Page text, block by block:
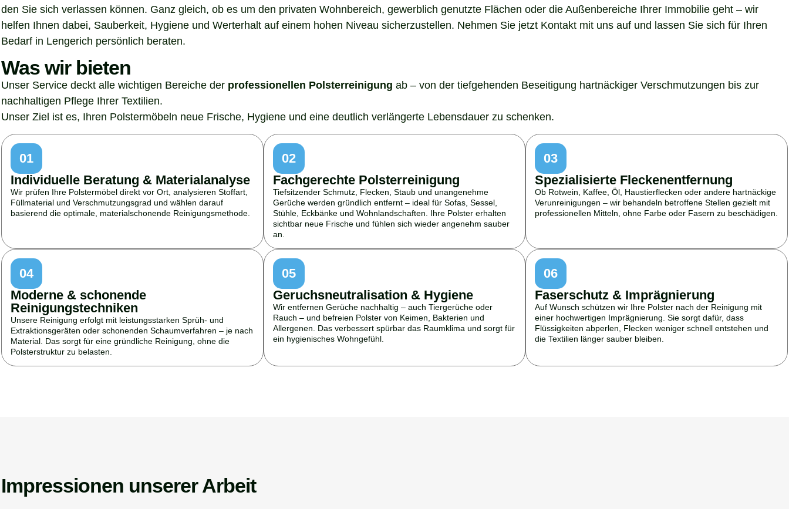
den Sie sich verlassen können. Ganz gleich, ob es um den privaten Wohnbereich, gewerblich genutzte Flächen oder die Außenbereiche Ihrer Immobilie geht – wir
helfen Ihnen dabei, Sauberkeit, Hygiene und Werterhalt auf einem hohen Niveau sicherzustellen. Nehmen Sie jetzt Kontakt mit uns auf und lassen Sie sich für Ihren
Bedarf in Lengerich persönlich beraten.
Was wir bieten
Unser Service deckt alle wichtigen Bereiche der professionellen Polsterreinigung ab – von der tiefgehenden Beseitigung hartnäckiger Verschmutzungen bis zur
nachhaltigen Pflege Ihrer Textilien.
Unser Ziel ist es, Ihren Polstermöbeln neue Frische, Hygiene und eine deutlich verlängerte Lebensdauer zu schenken.
01
Individuelle Beratung & Materialanalyse
Wir prüfen Ihre Polstermöbel direkt vor Ort, analysieren Stoffart,
Füllmaterial und Verschmutzungsgrad und wählen darauf
basierend die optimale, materialschonende Reinigungsmethode.
02
Fachgerechte Polsterreinigung
Tiefsitzender Schmutz, Flecken, Staub und unangenehme
Gerüche werden gründlich entfernt – ideal für Sofas, Sessel,
Stühle, Eckbänke und Wohnlandschaften. Ihre Polster erhalten
sichtbar neue Frische und fühlen sich wieder angenehm sauber
an.
03
Spezialisierte Fleckenentfernung
Ob Rotwein, Kaffee, Öl, Haustierflecken oder andere hartnäckige
Verunreinigungen – wir behandeln betroffene Stellen gezielt mit
professionellen Mitteln, ohne Farbe oder Fasern zu beschädigen.
04
Moderne & schonende
Reinigungstechniken
Unsere Reinigung erfolgt mit leistungsstarken Sprüh- und
Extraktionsgeräten oder schonenden Schaumverfahren – je nach
Material. Das sorgt für eine gründliche Reinigung, ohne die
Polsterstruktur zu belasten.
05
Geruchsneutralisation & Hygiene
Wir entfernen Gerüche nachhaltig – auch Tiergerüche oder
Rauch – und befreien Polster von Keimen, Bakterien und
Allergenen. Das verbessert spürbar das Raumklima und sorgt für
ein hygienisches Wohngefühl.
06
Faserschutz & Imprägnierung
Auf Wunsch schützen wir Ihre Polster nach der Reinigung mit
einer hochwertigen Imprägnierung. Sie sorgt dafür, dass
Flüssigkeiten abperlen, Flecken weniger schnell entstehen und
die Textilien länger sauber bleiben.
Impressionen unserer Arbeit